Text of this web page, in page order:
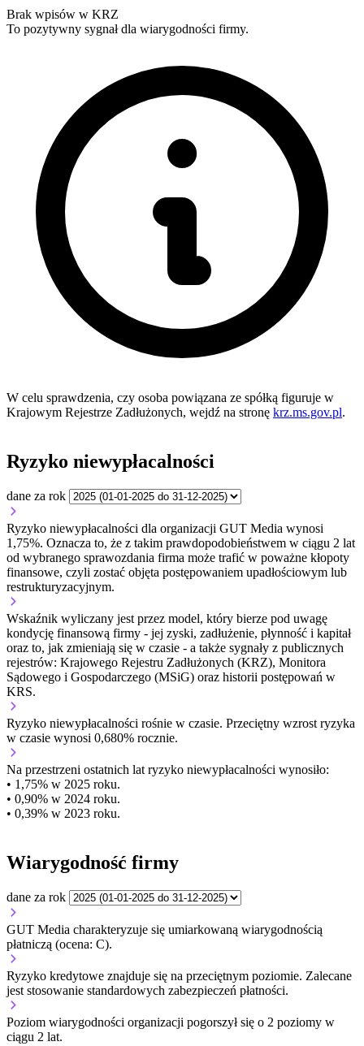
Brak wpisów w KRZ
To pozytywny sygnał dla wiarygodności firmy.
W celu sprawdzenia, czy osoba powiązana ze spółką figuruje w
Krajowym Rejestrze Zadłużonych, wejdź na stronę krz.ms.gov.pl.
Ryzyko niewypłacalności
dane za rok
Ryzyko niewypłacalności dla organizacji GUT Media wynosi
1,75%. Oznacza to, że z takim prawdopodobieństwem w ciągu 2 lat
od wybranego sprawozdania firma może trafić w poważne kłopoty
finansowe, czyli zostać objęta postępowaniem upadłościowym lub
restrukturyzacyjnym.
Wskaźnik wyliczany jest przez model, który bierze pod uwagę
kondycję finansową firmy - jej zyski, zadłużenie, płynność i kapitał
oraz to, jak zmieniają się w czasie - a także sygnały z publicznych
rejestrów: Krajowego Rejestru Zadłużonych (KRZ), Monitora
Sądowego i Gospodarczego (MSiG) oraz historii postępowań w
KRS.
Ryzyko niewypłacalności rośnie w czasie. Przeciętny wzrost ryzyka
w czasie wynosi 0,680% rocznie.
Na przestrzeni ostatnich lat ryzyko niewypłacalności wynosiło:
• 1,75% w 2025 roku.
• 0,90% w 2024 roku.
• 0,39% w 2023 roku.
Wiarygodność firmy
dane za rok
GUT Media charakteryzuje się umiarkowaną wiarygodnością
płatniczą (ocena: C).
Ryzyko kredytowe znajduje się na przeciętnym poziomie. Zalecane
jest stosowanie standardowych zabezpieczeń płatności.
Poziom wiarygodności organizacji pogorszył się o 2 poziomy w
ciągu 2 lat.